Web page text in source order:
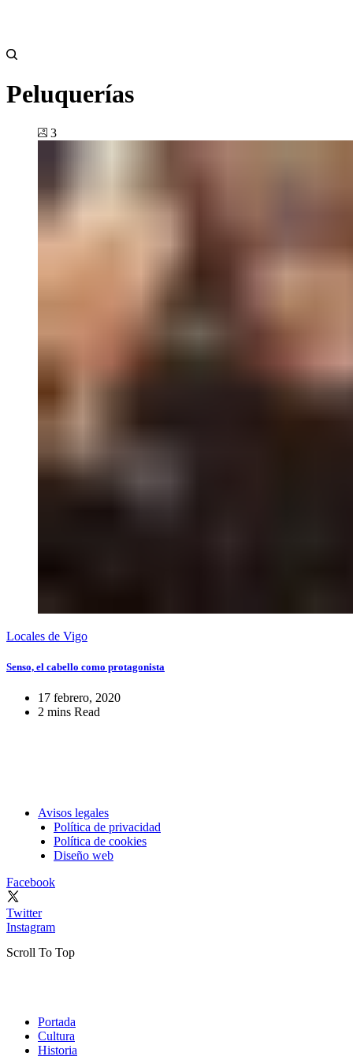
Peluquerías
3
Locales de Vigo
Senso, el cabello como protagonista
17 febrero, 2020
2 mins Read
Avisos legales
Política de privacidad
Política de cookies
Diseño web
Facebook
Twitter
Instagram
Scroll To Top
Portada
Cultura
Historia